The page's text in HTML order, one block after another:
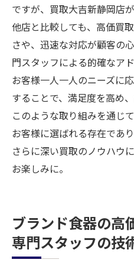
ですが、買取大吉新静岡店
他店と比較しても、高価買
さや、迅速な対応が顧客の
門スタッフによる的確なア
お客様一人一人のニーズに
することで、満足度を高め
このような取り組みを通じ
お客様に選ばれる存在であ
さらに深い買取のノウハウ
お楽しみに。
ブランド食器の高
専門スタッフの技